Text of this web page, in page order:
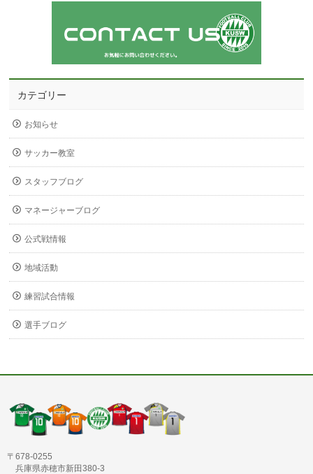
カテゴリー
お知らせ
サッカー教室
スタッフブログ
マネージャーブログ
公式戦情報
地域活動
練習試合情報
選手ブログ
〒678-0255
兵庫県赤穂市新田380-3